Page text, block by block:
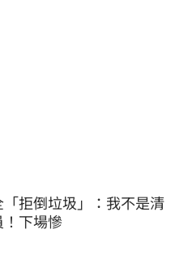
拒倒垃圾」：我不是清
！下場慘